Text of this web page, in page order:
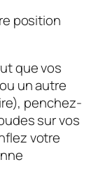
position
que vos
un autre
penchez-
sur vos
votre